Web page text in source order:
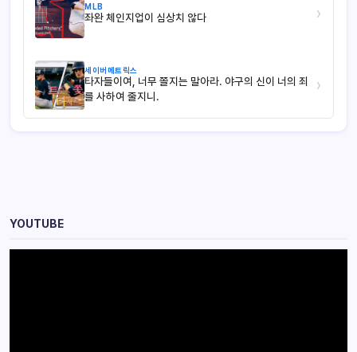
MLB
좌완 체인지업이 심상치 않다 ›
세이버메트릭스
타자들이여, 너무 쫄지는 말아라. 야구의 신이 너의 죄
를 사하여 줄지니.
›
YOUTUBE